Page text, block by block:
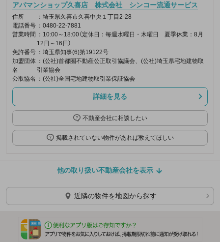
アパマンショップ久喜店 株式会社 シンコー流通サービス
住所
：埼玉県久喜市久喜中央１丁目2-28
電話番号 ：0480-22-7881
営業時間 ：10:00～18:00（定休日：毎週水曜日・木曜日 夏季休業：8月
12日～16日）
免許番号 ：埼玉県知事(6)第19122号
加盟団体
名
：(公社)首都圏不動産公正取引協議会、(公社)埼玉県宅地建物取
引業協会
公取協名
：(公社)全国宅地建物取引業保証協会
詳細を見る
不動産会社に相談したい
掲載されていない物件があれば教えてほしい
他の取り扱い不動産会社を表示
近隣の物件を地図から探す